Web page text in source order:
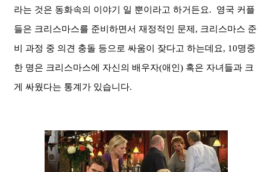
라는 것은 동화속의 이야기 일 뿐이라고 하거든요. 영국 커플
들은 크리스마스를 준비하면서 재정적인 문제 , 크리스마스 준
비 과정 중 의견 충돌 등으로 싸움이 잦다고 하는데요, 10명중
한 명은 크리스마스에 자신의 배우자(애인) 혹은 자녀들과 크
게 싸웠다는 통계가 있습니다.